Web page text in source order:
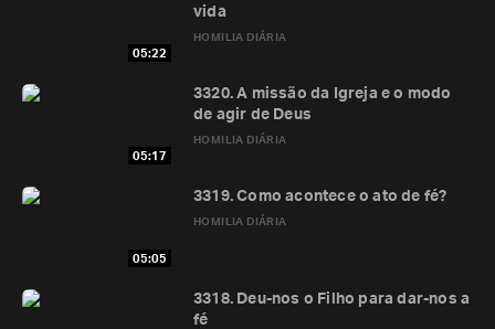
05:22
HOMILIA DIÁRIA
vida
05:17
HOMILIA DIÁRIA
3320. A missão da Igreja e o modo
de agir de Deus
05:05
HOMILIA DIÁRIA
3319. Como acontece o ato de fé?
3318. Deu-nos o Filho para dar-nos a
fé